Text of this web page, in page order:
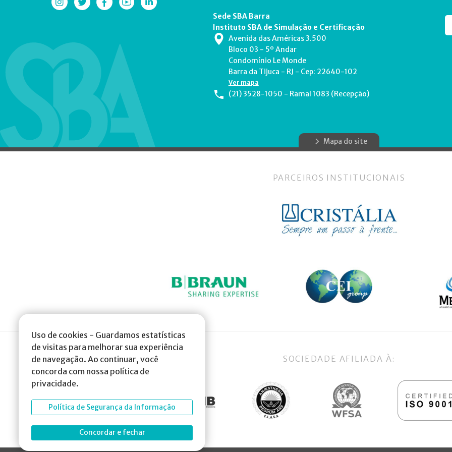
Uso de cookies - Guardamos estatísticas
de visitas para melhorar sua experiência
de navegação. Ao continuar, você
concorda com nossa política de
privacidade.
Política de Segurança da Informação
Concordar e fechar
Sede SBA Barra
Instituto SBA de Simulação e Certificação
Avenida das Américas 3.500
Bloco 03 - 5º Andar
Condomínio Le Monde
Barra da Tijuca - RJ - Cep: 22640-102
Ver mapa
(21) 3528-1050 - Ramal 1083 (Recepção)
Mapa do site
PARCEIROS INSTITUCIONAIS
SOCIEDADE AFILIADA À: